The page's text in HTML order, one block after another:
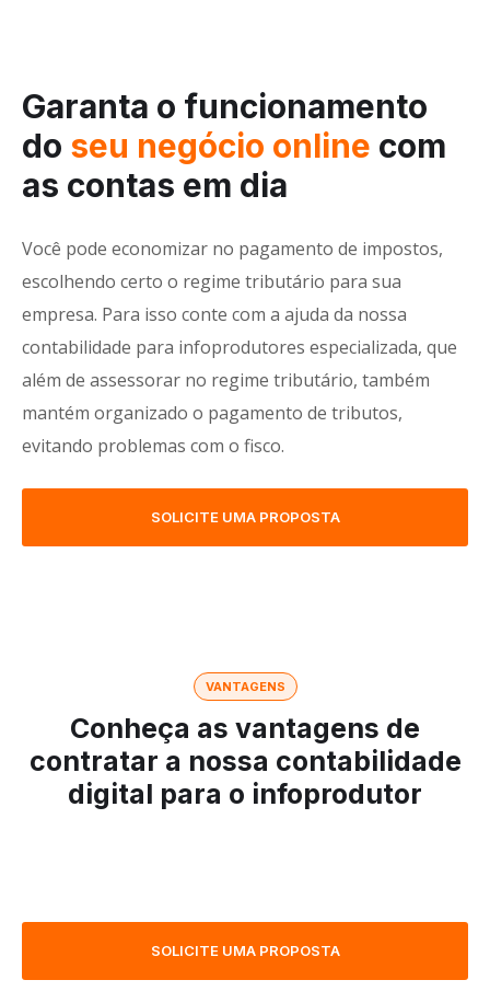
Garanta o funcionamento
do seu negócio online com
as contas em dia
Você pode economizar no pagamento de impostos,
escolhendo certo o regime tributário para sua
empresa. Para isso conte com a ajuda da nossa
contabilidade para infoprodutores especializada, que
além de assessorar no regime tributário, também
mantém organizado o pagamento de tributos,
evitando problemas com o fisco.
SOLICITE UMA PROPOSTA
VANTAGENS
Conheça as vantagens de
contratar a nossa contabilidade
digital para o infoprodutor
SOLICITE UMA PROPOSTA